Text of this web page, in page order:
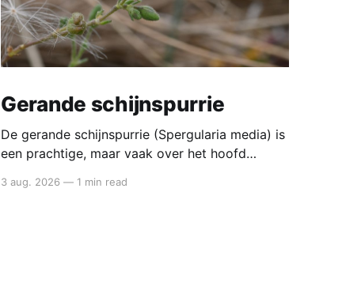
Gerande schijnspurrie
De gerande schijnspurrie (Spergularia media) is
een prachtige, maar vaak over het hoofd
vooral aantreft op zilte schorren, kwelders en
3 aug. 2026 — 1 min read